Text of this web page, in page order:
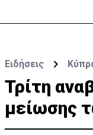
Ειδήσεις
Τρίτη
μείωσης